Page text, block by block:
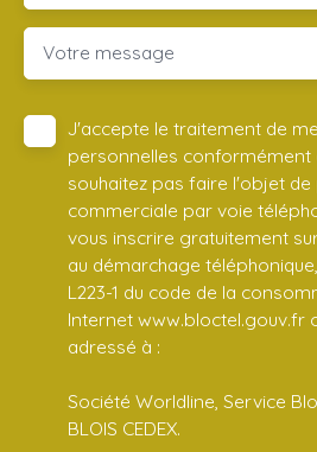
Votre message
J'accepte le traitement de
personnelles conformément
souhaitez pas faire l'objet
commerciale par voie
vous inscrire gratuitement
au démarchage
L223-1 du code de la
Internet www.bloctel.gouv.fr
adressé à :
Société Worldline, Service
BLOIS CEDEX.